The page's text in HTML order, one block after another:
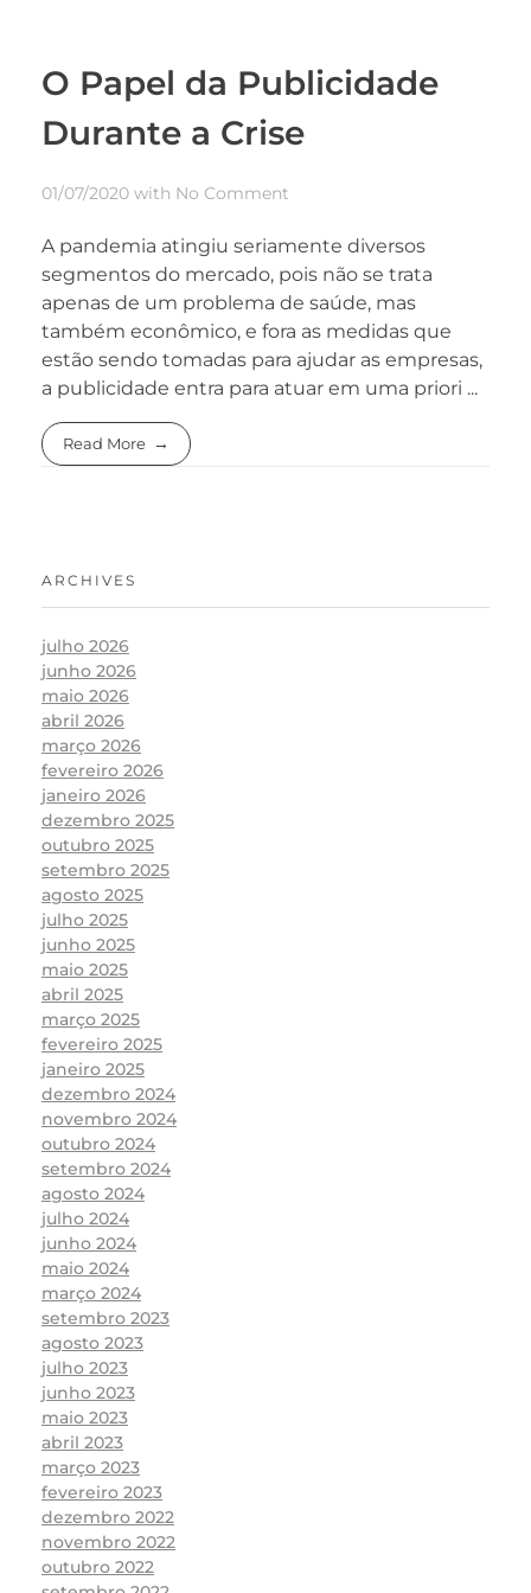
O Papel da Publicidade
Durante a Crise
01/07/2020 with No Comment
A pandemia atingiu seriamente diversos
segmentos do mercado, pois não se trata
apenas de um problema de saúde, mas
também econômico, e fora as medidas que
estão sendo tomadas para ajudar as empresas,
a publicidade entra para atuar em uma priori ...
Read More
ARCHIVES
julho 2026
junho 2026
maio 2026
abril 2026
março 2026
fevereiro 2026
janeiro 2026
dezembro 2025
outubro 2025
setembro 2025
agosto 2025
julho 2025
junho 2025
maio 2025
abril 2025
março 2025
fevereiro 2025
janeiro 2025
dezembro 2024
novembro 2024
outubro 2024
setembro 2024
agosto 2024
julho 2024
junho 2024
maio 2024
março 2024
setembro 2023
agosto 2023
julho 2023
junho 2023
maio 2023
abril 2023
março 2023
fevereiro 2023
dezembro 2022
novembro 2022
outubro 2022